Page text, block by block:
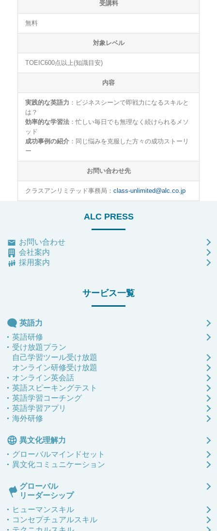
受講料
無料
対象レベル
TOEIC600点以上(知識目安)
内容
実践的な英語力 ：ビジネスシーンで即戦力になるスキルと
は？
効率的な学習法 ：忙しい毎日でも無理なく続けられるメソ
ッド
成功事例の紹介 ：同じ悩みを克服した方々の成功ストーリ
ー
お問い合わせ先
クラスアンリミテッド事務局： class-unlimited@alc.co.jp
ALC PRESS
お問い合わせ
会社案内
採用案内
サービス一覧
英語力
英語研修
受け放題プラン
自己学習ツール受け放題
オンライン研修受け放題
オンライン英会話
英語スピーキングテスト
英語学習コーチング
英語学習アプリ
海外研修
異文化理解力
グローバルマインドセット
異文化コミュニケーション
グローバル
リーダーシップ
ヒューマンスキル
コンセプチュアルスキル